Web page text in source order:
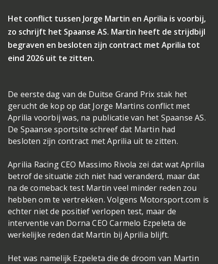
Het conflict tussen Jorge Martin en Aprilia is voorbij,
zo schrijft het Spaanse AS. Martin heeft de strijdbijl
begraven en besloten zijn contract met Aprilia tot
eind 2026 uit te zitten.
De eerste dag van de Duitse Grand Prix stak het
gerucht de kop op dat Jorge Martins conflict met
Aprilia voorbij was, na publicatie van het Spaanse AS.
De Spaanse sportsite schreef dat Martin had
besloten zijn contract met Aprilia uit te zitten.
Aprilia Racing CEO Massimo Rivola zei dat wat Aprilia
betrof de situatie zich niet had veranderd, maar dat
na de comeback test Martin veel minder reden zou
hebben om te vertrekken. Volgens Motorsport.com is
echter niet de positief verlopen test, maar de
interventie van Dorna CEO Carmelo Ezpeleta de
werkelijke reden dat Martin bij Aprilia blijft.
Het was namelijk Ezpeleta die de droom van Martin